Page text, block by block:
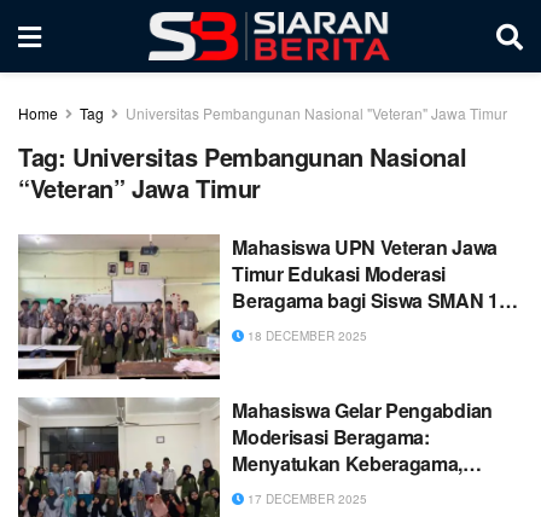
Home Tag Universitas Pembangunan Nasional "Veteran" Jawa Timur
Tag: Universitas Pembangunan Nasional
“Veteran” Jawa Timur
Mahasiswa UPN Veteran Jawa
Timur Edukasi Moderasi
Beragama bagi Siswa SMAN 17
Surabaya Berbasis FOKUS MISI
18 DECEMBER 2025
Mahasiswa Gelar Pengabdian
Moderisasi Beragama:
Menyatukan Keberagama,
Merawat Kebhinekaan
17 DECEMBER 2025